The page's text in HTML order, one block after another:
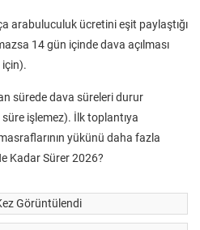
arabuluculuk ücretini eşit paylaştığı
14 gün içinde dava açılması
için).
sürede dava süreleri durur
işlemez). İlk toplantıya
yükünü daha fazla
Kadar Sürer 2026?
Görüntülendi